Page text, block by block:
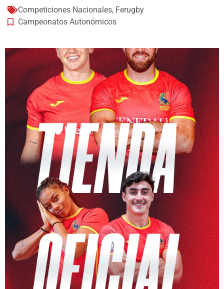
Competiciones Nacionales, Ferugby
Campeonatos Autonómicos